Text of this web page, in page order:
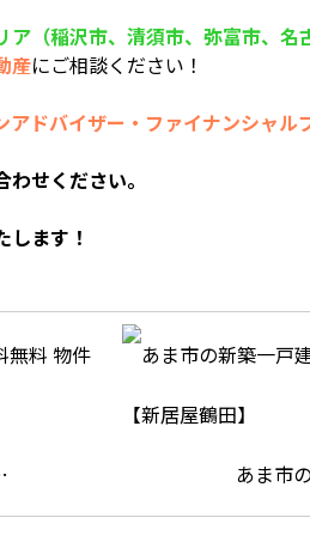
（稲沢市、清須市、弥富市、名
産にご相談ください！
ドバイザー・ファイナンシャル
せください。
ます！
あま市